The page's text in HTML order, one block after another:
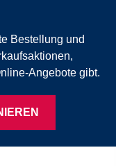
Bestellung und
Angebote gibt.